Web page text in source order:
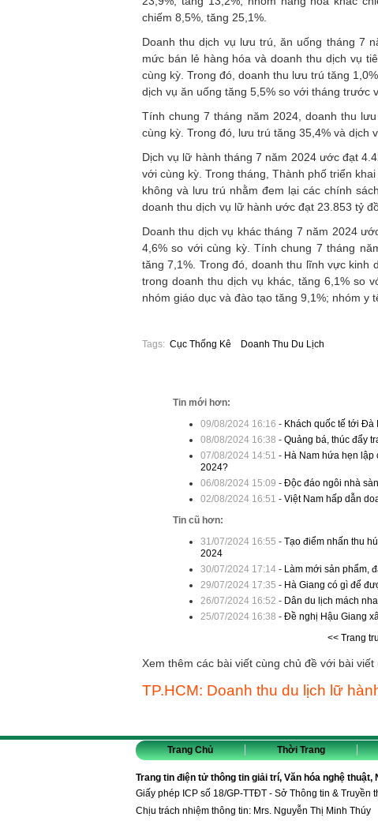
chiếm 8,5%, tăng 25,1%.
Doanh thu dịch vụ lưu trú, ăn uống tháng 7
mức bán lẻ hàng hóa và doanh thu dịch vụ
cùng kỳ. Trong đó, doanh thu lưu trú tăng
dịch vụ ăn uống tăng 5,5% so với tháng trước
Tính chung 7 tháng năm 2024, doanh thu
cùng kỳ. Trong đó, lưu trú tăng 35,4% và dịch
Dịch vụ lữ hành tháng 7 năm 2024 ước đạt
với cùng kỳ. Trong tháng, Thành phố triển
không và lưu trú nhằm đem lại các chính
doanh thu dịch vụ lữ hành ước đạt 23.853 tỷ
Doanh thu dịch vụ khác tháng 7 năm 2024
4,6% so với cùng kỳ. Tính chung 7 tháng
tăng 7,1%. Trong đó, doanh thu lĩnh vực kinh
trong doanh thu dịch vụ khác, tăng 6,1% so
nhóm giáo dục và đào tạo tăng 9,1%; nhóm y
Tags: Cục Thống Kê Doanh Thu Du Lịch
Tin mới hơn:
09/08/2024 16:16 - Khách quốc tế tới Đà
08/08/2024 16:38 - Quảng bá, thúc đẩy
07/08/2024 14:51 - Hà Nam hứa hẹn lập
2024?
06/08/2024 15:09 - Độc đáo ngôi nhà
02/08/2024 16:51 - Việt Nam hấp dẫn
Tin cũ hơn:
31/07/2024 16:55 - Tạo điểm nhấn thu
2024
30/07/2024 17:14- Làm mới sản phẩm,
29/07/2024 17:35 - Hà Giang có gì để
26/07/2024 16:52 - Dân du lịch mách
25/07/2024 16:38 - Đề nghị Hậu Giang
<< Trang
Xem thêm các bài viết cùng chủ đề với bài viết
TP.HCM: Doanh thu du lịch lữ
Trang Chủ Thời Trang
Trang tin điện tử thông tin giải trí, Văn hóa nghệ thuật,
Giấy phép ICP số 18/GP-TTĐT - Sở Thông tin & Truyền
Chịu trách nhiệm thông tin: Mrs. Nguyễn Thị Minh Thúy